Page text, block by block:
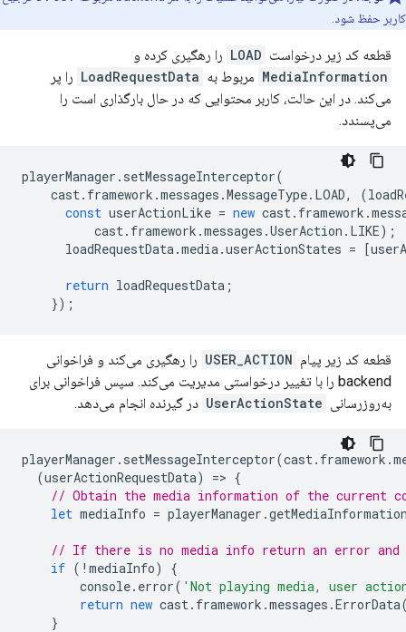
کاربر حفظ شود.
قطعه کد زیر درخواست LOAD را رهگیری کرده و
MediaInformation مربوط به LoadRequestData را پر
می‌کند. در این حالت، کاربر محتوایی که در حال بارگذاری است را
می‌پسندد.
playerManager . setMessageInterceptor(
cast. framework .messages .MessageType. LOAD, (
const userActionLike = new cast. framework .
cast. framework .messages .UserAction . LIKE);
loadRequestData.media.userActionStates = [
return loadRequestData ;
});
قطعه کد زیر پیام USER_ACTION را رهگیری می‌کند و فراخوانی
backend را با تغییر درخواستی مدیریت می‌کند. سپس فراخوانی برای
به‌روزرسانی UserActionState در گیرنده انجام می‌دهد.
playerManager . setMessageInterceptor(cast. framework .
(userActionRequestData) => {
// Obtain the media information of the current
let mediaInfo = playerManager .
// If there is no media info return an error and
if ( ! mediaInfo)
{
console. error( 'Not playing media, user
return new cast. framework .messages .ErrorData
}